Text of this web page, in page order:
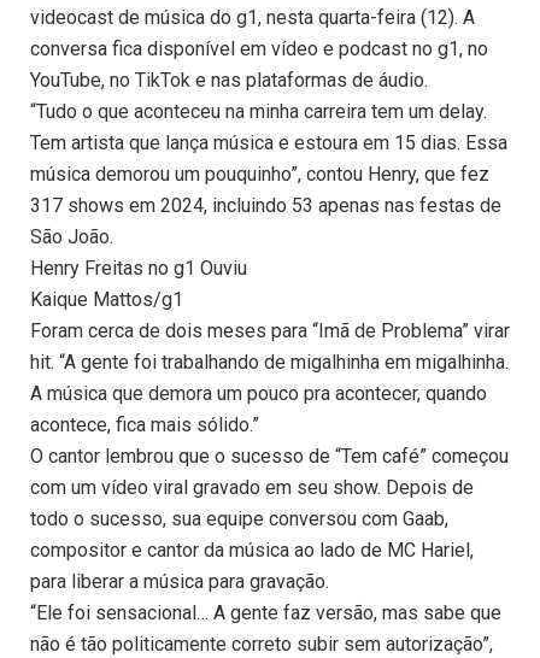
videocast de música do g1, nesta quarta-feira (12). A
conversa fica disponível em vídeo e podcast no g1, no
YouTube, no TikTok e nas plataformas de áudio.
“Tudo o que aconteceu na minha carreira tem um delay.
Tem artista que lança música e estoura em 15 dias. Essa
música demorou um pouquinho”, contou Henry, que fez
317 shows em 2024, incluindo 53 apenas nas festas de
São João.
Henry Freitas no g1 Ouviu
Kaique Mattos/g1
Foram cerca de dois meses para “Imã de Problema” virar
hit. “A gente foi trabalhando de migalhinha em migalhinha.
A música que demora um pouco pra acontecer, quando
acontece, fica mais sólido.”
O cantor lembrou que o sucesso de “Tem café” começou
com um vídeo viral gravado em seu show. Depois de
todo o sucesso, sua equipe conversou com Gaab,
compositor e cantor da música ao lado de MC Hariel,
para liberar a música para gravação.
“Ele foi sensacional… A gente faz versão, mas sabe que
não é tão politicamente correto subir sem autorização”,